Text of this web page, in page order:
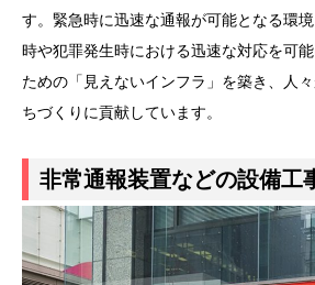
す。緊急時に迅速な通報が可能となる環
時や犯罪発生時における迅速な対応を可
ための「見えないインフラ」を築き、人
ちづくりに貢献しています。
非常通報装置などの設備工